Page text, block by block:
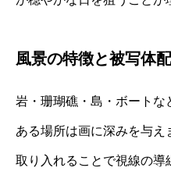
風景の特徴と被写体
岩・珊瑚礁・島・ボート
ある場所は画に深みを与え
取り入れることで視線の導